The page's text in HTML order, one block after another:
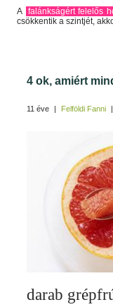
A falánkságért felelős
csökkentik a szintjét,
4 ok, amiért
11 éve | Felföldi Fanni |
darab